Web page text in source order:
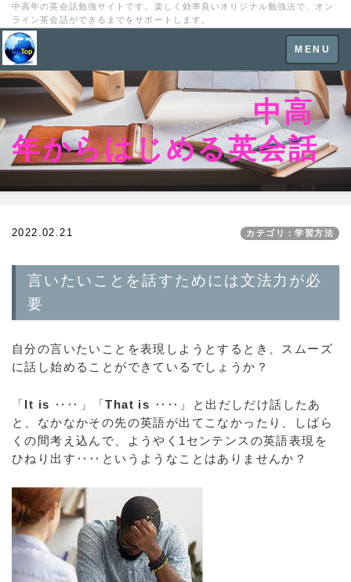
中高年の英会話勉強サイトです。楽しく効率良いオリジナル勉強法で、オン
ライン英会話ができるまでをサポートします。
Toggle
navigation
MENU
中高
年からはじめる英会話
2022.02.21 カテゴリ：学習方法
言いたいことを話すためには文法力が必
要
自分の言いたいことを表現しようとするとき、スムーズ
に話し始めることができているでしょうか？
「It is ‥‥」「That is ‥‥」と出だしだけ話したあ
と、なかなかその先の英語が出てこなかったり、しばら
くの間考え込んで、ようやく1センテンスの英語表現を
ひねり出す‥‥というようなことはありませんか？